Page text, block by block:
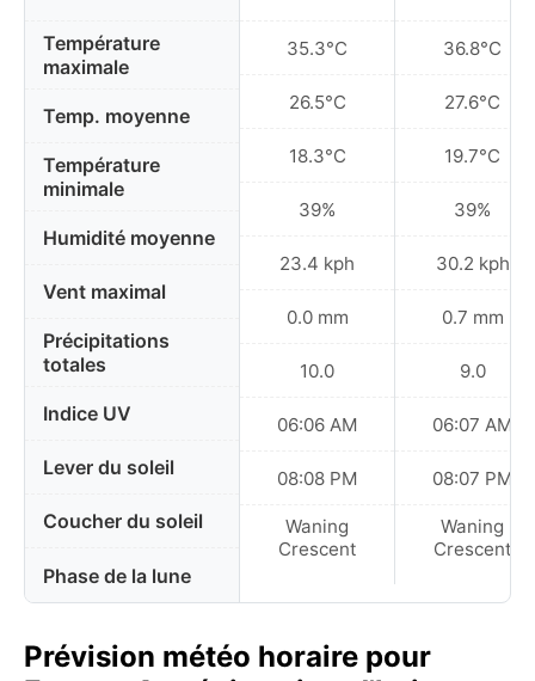
Température
maximale
Temp. moyenne
Température
minimale
Humidité moyenne
Vent maximal
Précipitations
totales
Indice UV
Lever du soleil
Coucher du soleil
Phase de la lune
35.3°C
26.5°C
18.3°C
39%
23.4 kph
0.0 mm
10.0
06:06 AM
08:08 PM
Waning
Crescent
36.8°C
27.6°C
19.7°C
39%
30.2 kph
0.7 mm
9.0
06:07 AM
08:07 PM
Waning
Crescent
Prévision météo horaire pour